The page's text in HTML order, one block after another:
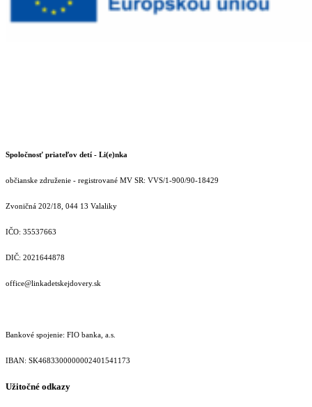
Spoločnosť priateľov detí - Li(e)nka
občianske združenie - registrované MV SR: VVS/1-900/90-18429
Zvoničná 202/18, 044 13 Valaliky
IČO: 35537663
DIČ: 2021644878
office@linkadetskejdovery.sk
Bankové spojenie: FIO banka, a.s.
IBAN: SK46833000000­02401541173
Užitočné odkazy